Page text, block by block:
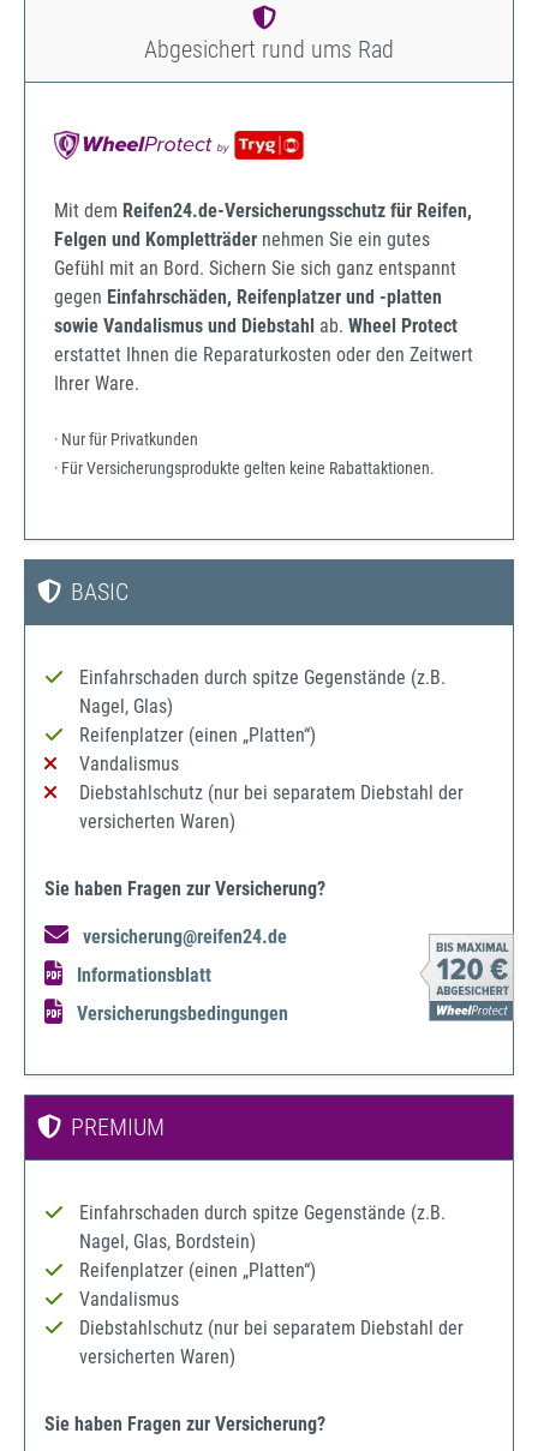
Abgesichert rund ums Rad
Mit dem Reifen24.de-Versicherungsschutz für Reifen,
Felgen und Kompletträder nehmen Sie ein gutes
Gefühl mit an Bord. Sichern Sie sich ganz entspannt
gegen Einfahrschäden, Reifenplatzer und -platten
sowie Vandalismus und Diebstahl ab. Wheel Protect
erstattet Ihnen die Reparaturkosten oder den Zeitwert
Ihrer Ware.
· Nur für Privatkunden
· Für Versicherungsprodukte gelten keine Rabattaktionen.
BASIC
Einfahrschaden durch spitze Gegenstände (z.B.
Nagel, Glas)
Reifenplatzer (einen „Platten“)
Vandalismus
Diebstahlschutz (nur bei separatem Diebstahl der
versicherten Waren)
Sie haben Fragen zur Versicherung?
versicherung@reifen24.de
Informationsblatt
Versicherungsbedingungen
PREMIUM
Einfahrschaden durch spitze Gegenstände (z.B.
Nagel, Glas, Bordstein)
Reifenplatzer (einen „Platten“)
Vandalismus
Diebstahlschutz (nur bei separatem Diebstahl der
versicherten Waren)
Sie haben Fragen zur Versicherung?